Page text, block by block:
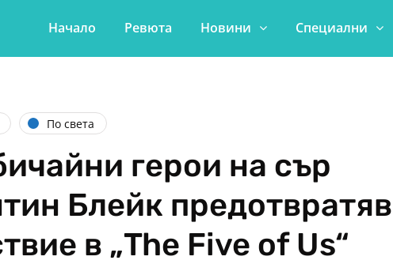
Начало Ревюта Новини Специални
По света
герои на сър
Блейк
в „The Five of Us“